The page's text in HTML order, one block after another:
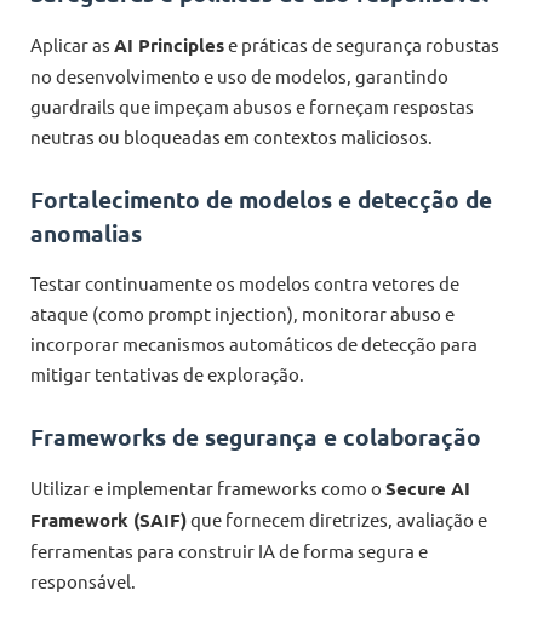
Aplicar as AI Principlese práticas de segurança robustas
no desenvolvimento e uso de modelos, garantindo
guardrails que impeçam abusos e forneçam respostas
neutras ou bloqueadas em contextos maliciosos.
Fortalecimento de modelos e detecção de
anomalias
Testar continuamente os modelos contra vetores de
ataque (como prompt injection), monitorar abuso e
incorporar mecanismos automáticos de detecção para
mitigar tentativas de exploração.
Frameworks de segurança e colaboração
Utilizar e implementar frameworks como o Secure AI
Framework (SAIF)que fornecem diretrizes, avaliação e
ferramentas para construir IA de forma segura e
responsável.